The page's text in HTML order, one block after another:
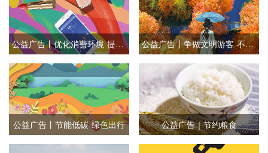
公益广告丨优化消费环境 提振消费信心 公益广告丨争做文明游客 不负金秋美景
公益广告丨节能低碳 绿色出行 公益广告｜节约粮食